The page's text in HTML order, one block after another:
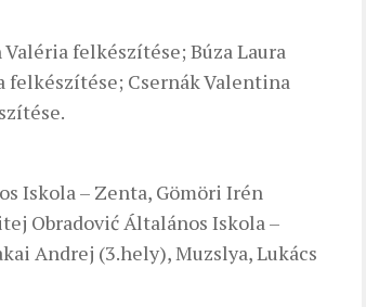
felkészítése; Búza Laura
Csernák Valentina
Iskola – Zenta, Gömöri Irén
Obradović Általános Iskola –
Andrej (3.hely), Muzslya, Lukács